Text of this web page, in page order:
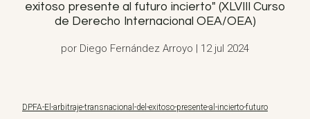
exitoso presente al futuro incierto" (XLVIII Curso
de Derecho Internacional OEA/OEA)
por Diego Fernández Arroyo | 12 jul 2024
DPFA-El-arbitraje-transnacional-del-exitoso-presente-al-incierto-futuro